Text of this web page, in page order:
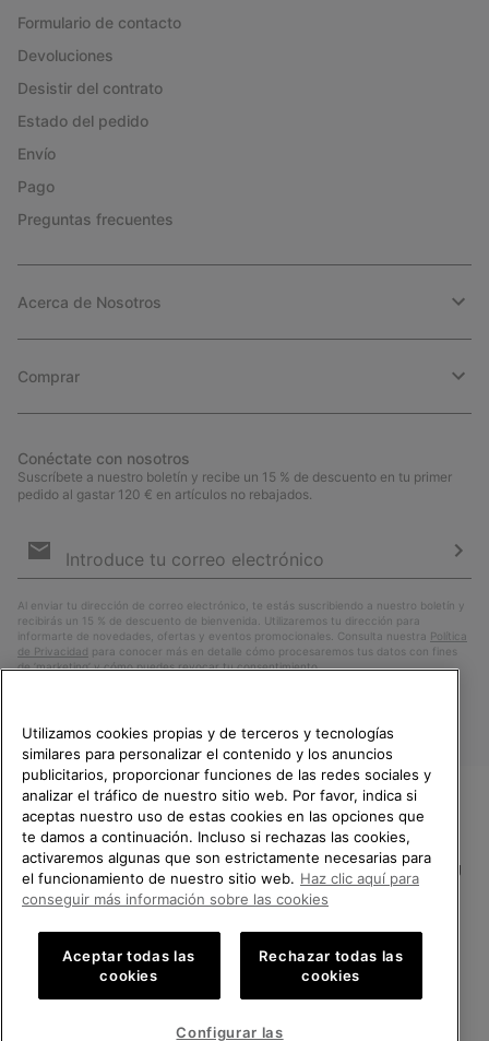
Formulario de contacto
Devoluciones
Desistir del contrato
Estado del pedido
Envío
Pago
Preguntas frecuentes
Acerca de Nosotros
Comprar
Conéctate con nosotros
Suscríbete a nuestro boletín y recibe un 15 % de descuento en tu primer
pedido al gastar 120 € en artículos no rebajados.
de
Al enviar tu dirección de correo electrónico, te estás suscribiendo a nuestro boletín y
recibirás un 15 % de descuento de bienvenida. Utilizaremos tu dirección para
informarte de novedades, ofertas y eventos promocionales. Consulta nuestra Política
de Privacidad para conocer más en detalle cómo procesaremos tus datos con fines
de ’marketing’ y cómo puedes revocar tu consentimiento.
España
Política de Privacidad Condiciones De Uso Terminos de Venta
Cookies Impressum Public CBCR
Servicio al cliente: Lu. - Vi. de 9:00 a 13:00 y de 14:00 a 18:00
TE DAMOS LA BIENVENIDA A
SOREL.
POR FAVOR, SELECCIONA TU
PAÍS.
Compras en línea disponibles
United States
Utilizamos cookies propias y de terceros y tecnologías
similares para personalizar el contenido y los anuncios
publicitarios, proporcionar funciones de las redes sociales y
analizar el tráfico de nuestro sitio web. Por favor, indica si
aceptas nuestro uso de estas cookies en las opciones que
te damos a continuación. Incluso si rechazas las cookies,
activaremos algunas que son estrictamente necesarias para
el funcionamiento de nuestro sitio web. Haz clic aquí para
conseguir más información sobre las cookies
Aceptar todas las
cookies
Rechazar todas las
cookies
Configurar las